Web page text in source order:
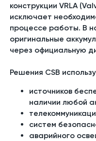
конструкции VRLA
исключает
процессе работы. В
оригинальные
через официальную
Решения CSB
источников
наличии любой
систем
аварийного